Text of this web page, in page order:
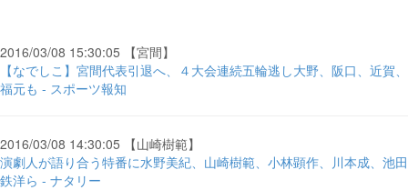
2016/03/08 15:30:05 【宮間】
【なでしこ】宮間代表引退へ、４大会連続五輪逃し大野、阪口、近賀、
福元も - スポーツ報知
2016/03/08 14:30:05 【山崎樹範】
演劇人が語り合う特番に水野美紀、山崎樹範、小林顕作、川本成、池田
鉄洋ら - ナタリー